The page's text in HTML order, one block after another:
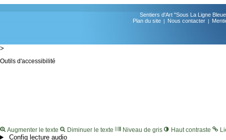
Sentiers d'Art "Sous La Ligne
Plan du site | Nous contacter |
>
Outils d'accessibilité
Augmenter le texte Diminuer le texte Niveau de gris Haut contraste
Config lecture audio